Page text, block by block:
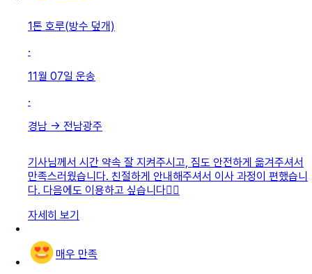
1톤 호루(방수 덮개)
·
11월 07일 운송
·
경남 → 전남광주
기사님께서 시간 약속 잘 지켜주시고, 짐도 안전하게 옮겨주셔서
만족스러웠습니다. 친절하게 안내해주셔서 이사 과정이 편했습니
다. 다음에도 이용하고 싶습니다👍🏻
자세히 보기
매우 만족